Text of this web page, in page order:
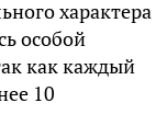
характера
особой
как каждый
10